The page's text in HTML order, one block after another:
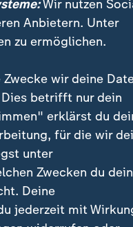
mit der
Es
und
Wir nutzen
Anbietern. Unter
zu ermöglichen.
wir deine
betrifft nur dein
erklärst du
für die wir
unter
Zwecken du
Deine
jederzeit mit